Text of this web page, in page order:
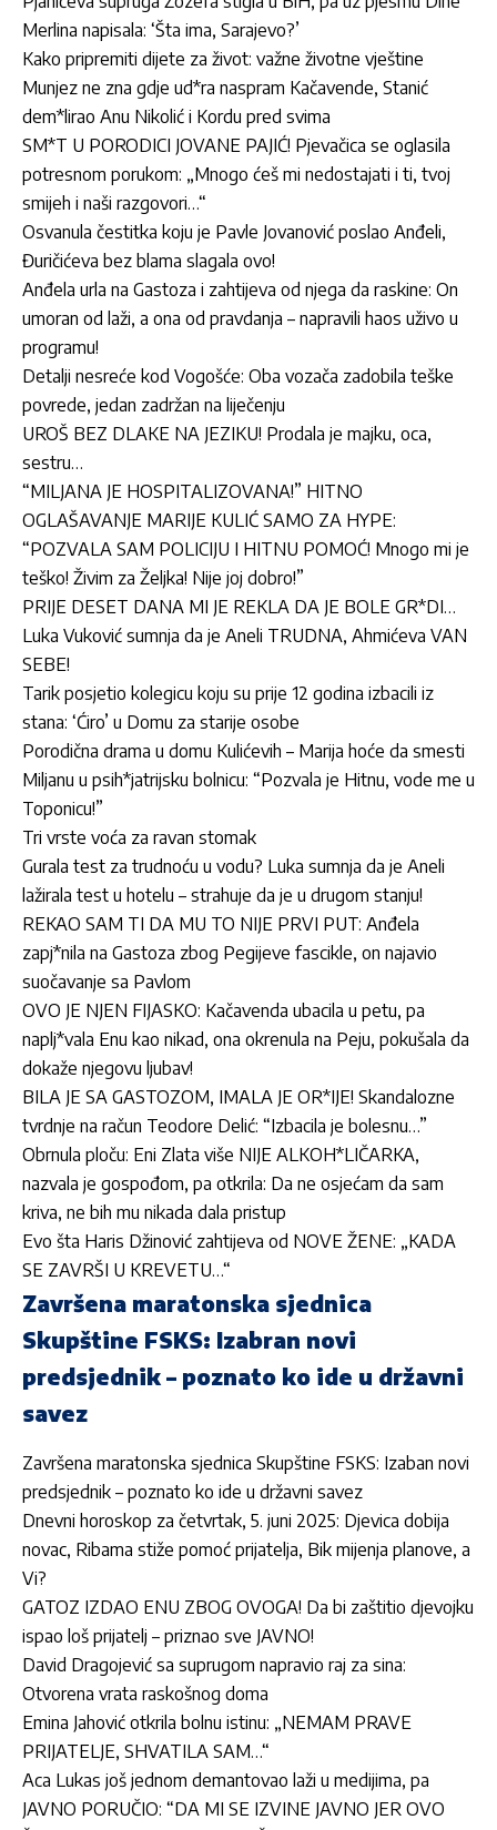
Merlina napisala: ‘Šta ima, Sarajevo?’
Kako pripremiti dijete za život: važne životne vještine
Munjez ne zna gdje ud*ra naspram Kačavende, Stanić
dem*lirao Anu Nikolić i Kordu pred svima
SM*T U PORODICI JOVANE PAJIĆ! Pjevačica se oglasila
potresnom porukom: „Mnogo ćeš mi nedostajati i ti, tvoj
smijeh i naši razgovori…“
Osvanula čestitka koju je Pavle Jovanović poslao Anđeli,
Đuričićeva bez blama slagala ovo!
Anđela urla na Gastoza i zahtijeva od njega da raskine: On
umoran od laži, a ona od pravdanja – napravili haos uživo u
programu!
Detalji nesreće kod Vogošće: Oba vozača zadobila teške
povrede, jedan zadržan na liječenju
UROŠ BEZ DLAKE NA JEZIKU! Prodala je majku, oca,
sestru…
“MILJANA JE HOSPITALIZOVANA!” HITNO
OGLAŠAVANJE MARIJE KULIĆ SAMO ZA HYPE:
“POZVALA SAM POLICIJU I HITNU POMOĆ! Mnogo mi je
teško! Živim za Željka! Nije joj dobro!”
PRIJE DESET DANA MI JE REKLA DA JE BOLE GR*DI…
Luka Vuković sumnja da je Aneli TRUDNA, Ahmićeva VAN
SEBE!
Tarik posjetio kolegicu koju su prije 12 godina izbacili iz
stana: ‘Ćiro’ u Domu za starije osobe
Porodična drama u domu Kulićevih – Marija hoće da smesti
Miljanu u psih*jatrijsku bolnicu: “Pozvala je Hitnu, vode me u
Toponicu!”
Tri vrste voća za ravan stomak
Gurala test za trudnoću u vodu? Luka sumnja da je Aneli
lažirala test u hotelu – strahuje da je u drugom stanju!
REKAO SAM TI DA MU TO NIJE PRVI PUT: Anđela
zapj*nila na Gastoza zbog Pegijeve fascikle, on najavio
suočavanje sa Pavlom
OVO JE NJEN FIJASKO: Kačavenda ubacila u petu, pa
naplj*vala Enu kao nikad, ona okrenula na Peju, pokušala da
dokaže njegovu ljubav!
BILA JE SA GASTOZOM, IMALA JE OR*IJE! Skandalozne
tvrdnje na račun Teodore Delić: “Izbacila je bolesnu…”
Obrnula ploču: Eni Zlata više NIJE ALKOH*LIČARKA,
nazvala je gospođom, pa otkrila: Da ne osjećam da sam
kriva, ne bih mu nikada dala pristup
Evo šta Haris Džinović zahtijeva od NOVE ŽENE: „KADA
SE ZAVRŠI U KREVETU…“
Završena maratonska sjednica
Skupštine FSKS: Izabran novi
predsjednik – poznato ko ide u državni
savez
Završena maratonska sjednica Skupštine FSKS: Izaban novi
predsjednik – poznato ko ide u državni savez
Dnevni horoskop za četvrtak, 5. juni 2025: Djevica dobija
novac, Ribama stiže pomoć prijatelja, Bik mijenja planove, a
Vi?
GATOZ IZDAO ENU ZBOG OVOGA! Da bi zaštitio djevojku
ispao loš prijatelj – priznao sve JAVNO!
David Dragojević sa suprugom napravio raj za sina:
Otvorena vrata raskošnog doma
Emina Jahović otkrila bolnu istinu: „NEMAM PRAVE
PRIJATELJE, SHVATILA SAM…“
Aca Lukas još jednom demantovao laži u medijima, pa
JAVNO PORUČIO: “DA MI SE IZVINE JAVNO JER OVO